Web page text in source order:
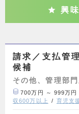
興
請求／支払管
候補
その他、管理部門
700万円 ～ 999万円
収600万以上
育児支